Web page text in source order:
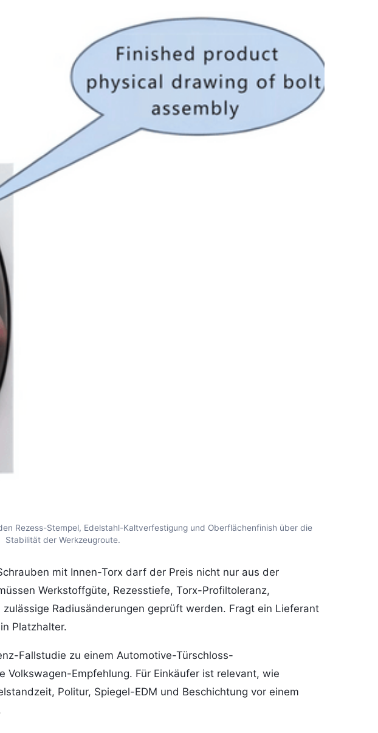
Rezess-Stempel, Edelstahl-Kaltverfestigung und Oberflächenfinish über die
Stabilität der Werkzeugroute.
mit Innen-Torx darf der Preis nicht nur aus der
Werkstoffgüte, Rezesstiefe, Torx-Profiltoleranz,
Radiusänderungen geprüft werden. Fragt ein Lieferant
Platzhalter.
Fallstudie zu einem Automotive-Türschloss-
Volkswagen-Empfehlung. Für Einkäufer ist relevant, wie
Politur, Spiegel-EDM und Beschichtung vor einem